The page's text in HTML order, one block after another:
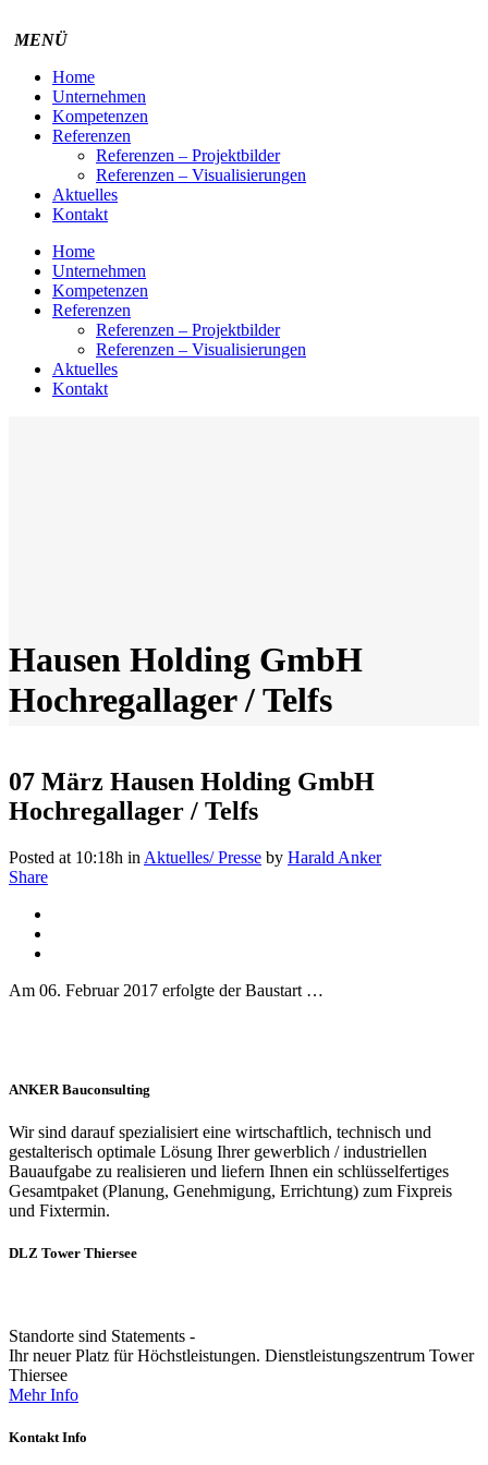
Home
Unternehmen
Kompetenzen
Referenzen
Referenzen – Projektbilder
Referenzen – Visualisierungen
Aktuelles
Kontakt
Home
Unternehmen
Kompetenzen
Referenzen
Referenzen – Projektbilder
Referenzen – Visualisierungen
Aktuelles
Kontakt
Hausen Holding GmbH
Hochregallager / Telfs
07 März Hausen Holding GmbH
Hochregallager / Telfs
Posted at 10:18h in Aktuelles/ Presse by Harald Anker
Share
Am 06. Februar 2017 erfolgte der Baustart …
ANKER Bauconsulting
Wir sind darauf spezialisiert eine wirtschaftlich, technisch und
gestalterisch optimale Lösung Ihrer gewerblich / industriellen
Bauaufgabe zu realisieren und liefern Ihnen ein schlüsselfertiges
Gesamtpaket (Planung, Genehmigung, Errichtung) zum Fixpreis
und Fixtermin.
DLZ Tower Thiersee
Standorte sind Statements -
Ihr neuer Platz für Höchstleistungen. Dienstleistungszentrum Tower
Thiersee
Mehr Info
Kontakt Info